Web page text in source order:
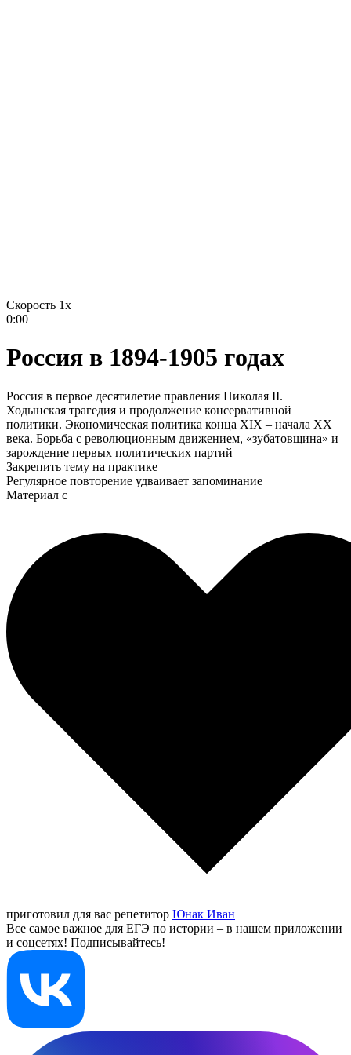
Скорость 1x
0:00
Россия в 1894-1905 годах
Россия в первое десятилетие правления Николая II.
Ходынская трагедия и продолжение консервативной
политики. Экономическая политика конца XIX – начала XX
века. Борьба с революционным движением, «зубатовщина» и
зарождение первых политических партий
Закрепить тему на практике
Регулярное повторение удваивает запоминание
Материал с
приготовил для вас репетитор Юнак Иван
Все самое важное для ЕГЭ по истории – в нашем приложении
и соцсетях! Подписывайтесь!